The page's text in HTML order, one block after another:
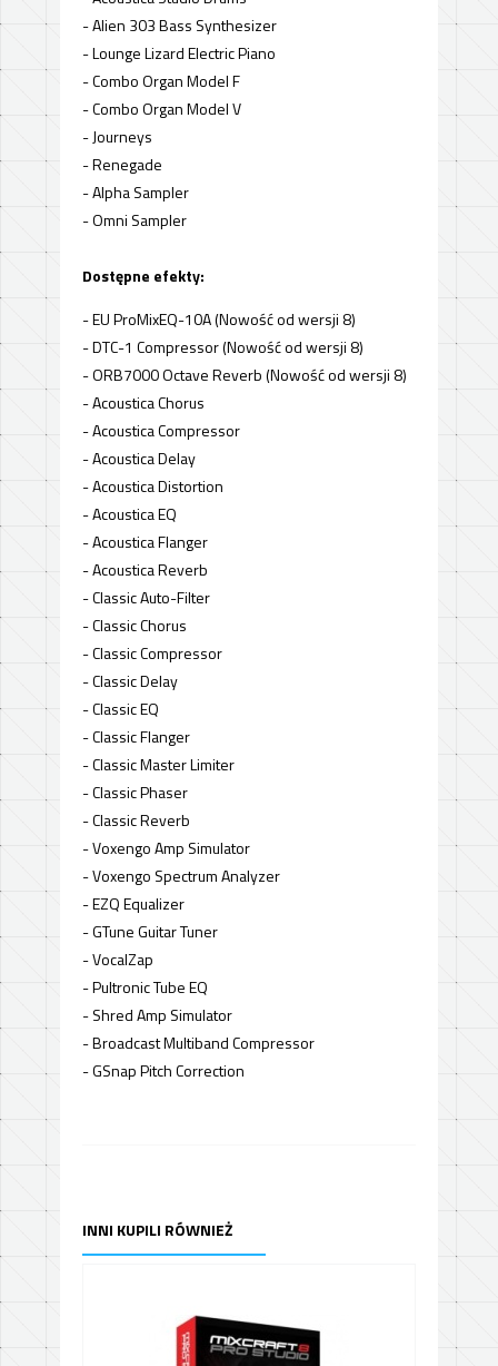
- Alien 303 Bass Synthesizer
- Lounge Lizard Electric Piano
- Combo Organ Model F
- Combo Organ Model V
- Journeys
- Renegade
- Alpha Sampler
- Omni Sampler
Dostępne efekty:
- EU ProMixEQ-10A (Nowość od wersji 8)
- DTC-1 Compressor (Nowość od wersji 8)
- ORB7000 Octave Reverb (Nowość od wersji 8)
- Acoustica Chorus
- Acoustica Compressor
- Acoustica Delay
- Acoustica Distortion
- Acoustica EQ
- Acoustica Flanger
- Acoustica Reverb
- Classic Auto-Filter
- Classic Chorus
- Classic Compressor
- Classic Delay
- Classic EQ
- Classic Flanger
- Classic Master Limiter
- Classic Phaser
- Classic Reverb
- Voxengo Amp Simulator
- Voxengo Spectrum Analyzer
- EZQ Equalizer
- GTune Guitar Tuner
- VocalZap
- Pultronic Tube EQ
- Shred Amp Simulator
- Broadcast Multiband Compressor
- GSnap Pitch Correction
INNI KUPILI RÓWNIEŻ